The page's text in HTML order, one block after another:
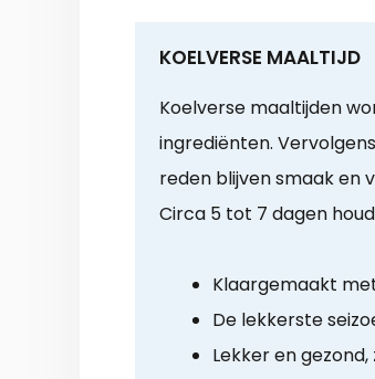
KOELVERSE MAALTIJD
Koelverse maaltijden
ingrediënten.
reden blijven smaak en
Circa 5 tot 7 dagen
Klaargemaakt
De lekkerste
Lekker en